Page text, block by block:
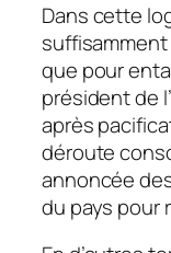
Dans cette
que pour
président de
après
déroute
annoncée
du pays pour